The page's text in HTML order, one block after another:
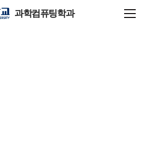
과학컴퓨팅학과